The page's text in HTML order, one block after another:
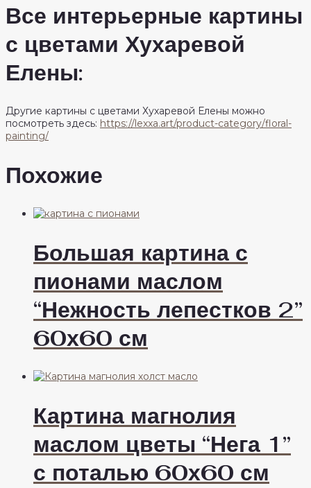
Все интерьерные картины
с цветами Хухаревой
Елены:
Другие картины с цветами Хухаревой Елены можно
посмотреть здесь: https://lexxa.art/product-category/floral-
painting/
Похожие
Большая картина с
пионами маслом
“Нежность лепестков 2”
60х60 см
Картина магнолия
маслом цветы “Нега 1”
с поталью 60х60 см